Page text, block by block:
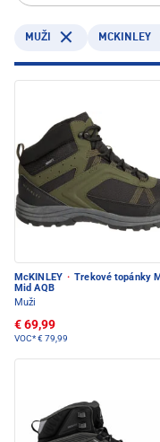
MUŽI MCKINLEY
McKINLEY · Trekové topánky
Mid AQB
Muži
€ 69,99
VOC*€ 79,99